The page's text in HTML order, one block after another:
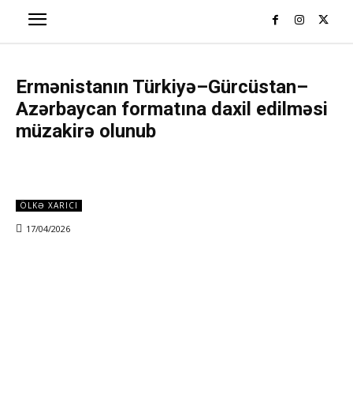
Ermənistanın Türkiyə–Gürcüstan–
Azərbaycan formatına daxil edilməsi
müzakirə olunub
ÖLKƏ XARICI
17/04/2026